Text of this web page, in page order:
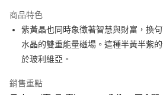
Apple Pay
街口支付
ATM付款
商品特色
紫黃晶也同時象徵著智慧與財富，換
水晶的雙重能量磁場。這種半黃半紫
於玻利維亞。
銷售重點